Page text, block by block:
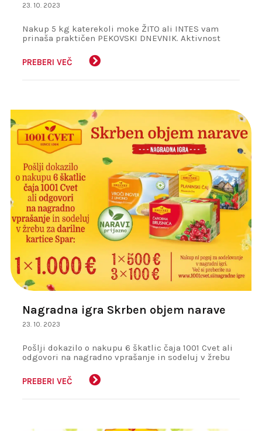
23. 10. 2023
Nakup 5 kg katerekoli moke ŽITO ali INTES vam
prinaša praktičen PEKOVSKI DNEVNIK. Aktivnost
PREBERI VEČ
Nagradna igra Skrben objem narave
23. 10. 2023
Pošlji dokazilo o nakupu 6 škatlic čaja 1001 Cvet ali
odgovori na nagradno vprašanje in sodeluj v žrebu
PREBERI VEČ